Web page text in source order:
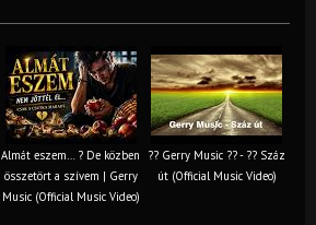
Almát eszem… ? De közben
összetört a szívem | Gerry
Music (Official Music Video)
?? Gerry Music ?? - ?? Száz
út (Official Music Video)